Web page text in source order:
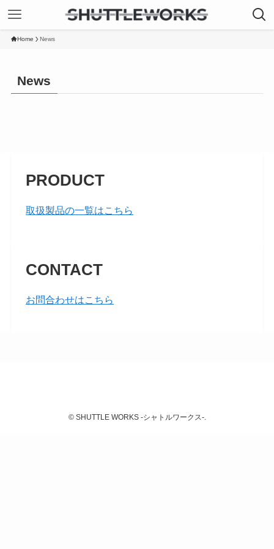
Home News
News
PRODUCT
取扱製品の一覧はこちら
CONTACT
お問合わせはこちら
©SHUTTLE WORKS -シャトルワークス-.